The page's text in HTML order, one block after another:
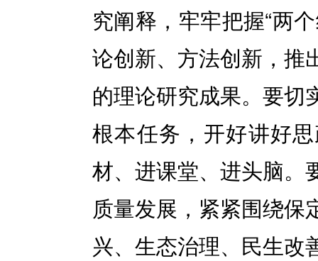
究阐释，牢牢把握“两
论创新、方法创新，推
的理论研究成果。要切
根本任务，开好讲好
材、进课堂、进头脑。
质量发展，紧紧围绕保
兴、生态治理、民生改